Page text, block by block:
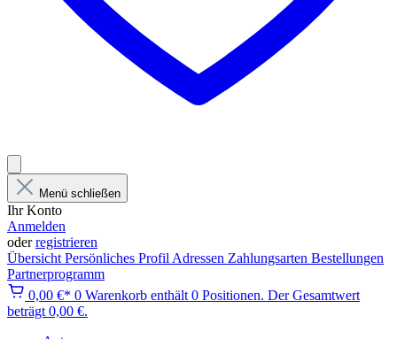
Menü schließen
Ihr Konto
Anmelden
oderregistrieren
Übersicht Persönliches Profil Adressen Zahlungsarten Bestellungen
Partnerprogramm
0,00 €* 0 Warenkorb enthält 0 Positionen. Der Gesamtwert
beträgt 0,00 €.